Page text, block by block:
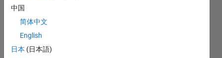
Statistics
All C…
M…
中国
简体中文
English
日本 (日本語)